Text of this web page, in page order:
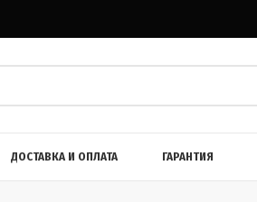
ДОСТАВКА И ОПЛАТА ГАРАНТИЯ